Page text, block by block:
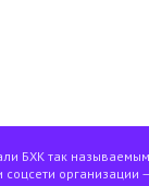
БХК так
организации